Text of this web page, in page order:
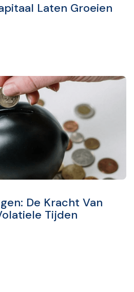
Laten Groeien
De Kracht Van
Tijden